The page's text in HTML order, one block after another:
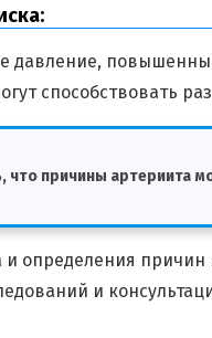
давление,
способствовать
что причины артериита
и определения
и